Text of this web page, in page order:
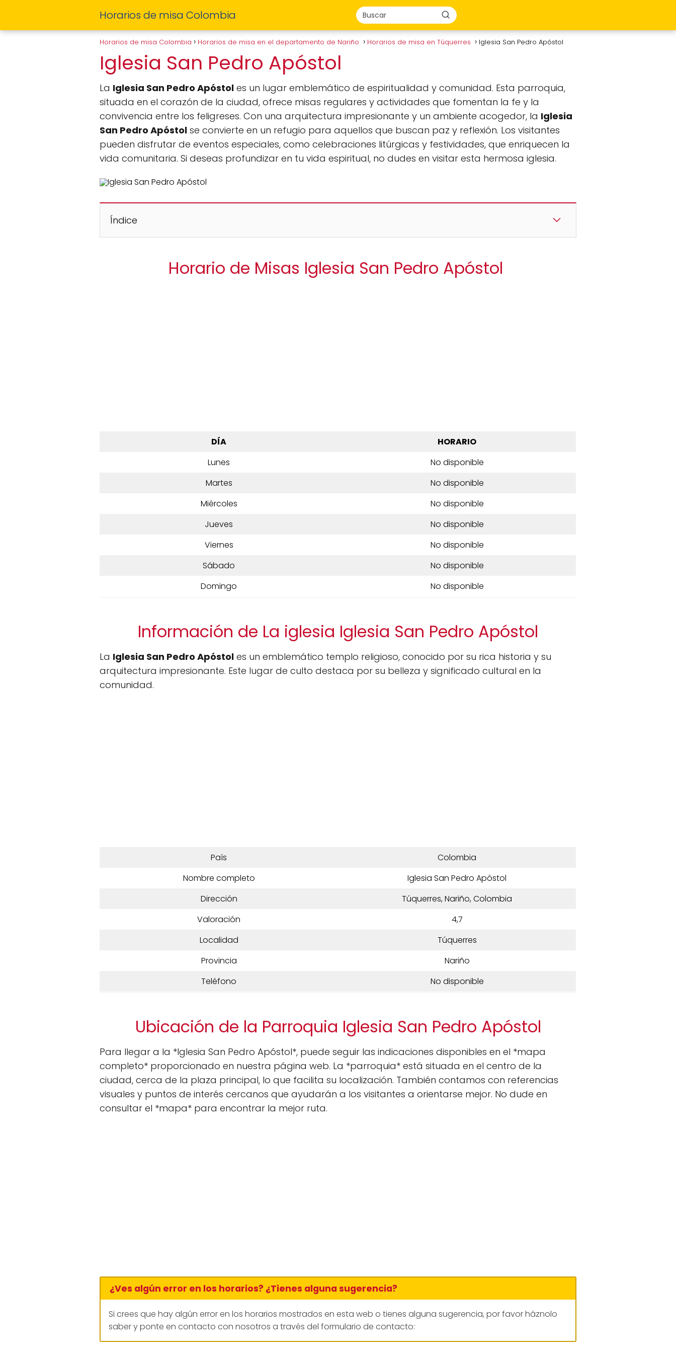
Horarios de misa Colombia
Horarios de misa Colombia Horarios de misa en el departamento de Nariño Horarios de misa en Túquerres Iglesia San Pedro Apóstol
Iglesia San Pedro Apóstol
La Iglesia San Pedro Apóstol es un lugar emblemático de espiritualidad y comunidad. Esta parroquia,
situada en el corazón de la ciudad, ofrece misas regulares y actividades que fomentan la fe y la
convivencia entre los feligreses. Con una arquitectura impresionante y un ambiente acogedor, la Iglesia
San Pedro Apóstol se convierte en un refugio para aquellos que buscan paz y reflexión. Los visitantes
pueden disfrutar de eventos especiales, como celebraciones litúrgicas y festividades, que enriquecen la
vida comunitaria. Si deseas profundizar en tu vida espiritual, no dudes en visitar esta hermosa iglesia.
Índice
Horario de Misas Iglesia San Pedro Apóstol
DÍA
HORARIO
Lunes
No disponible
Martes
No disponible
Miércoles
No disponible
Jueves
No disponible
Viernes
No disponible
Sábado
No disponible
Domingo
No disponible
Información de La iglesia Iglesia San Pedro Apóstol
La Iglesia San Pedro Apóstol es un emblemático templo religioso, conocido por su rica historia y su
arquitectura impresionante. Este lugar de culto destaca por su belleza y significado cultural en la
comunidad.
País
Colombia
Nombre completo
Iglesia San Pedro Apóstol
Dirección
Túquerres, Nariño, Colombia
Valoración
4,7
Localidad
Túquerres
Provincia
Nariño
Teléfono
No disponible
Ubicación de la Parroquia Iglesia San Pedro Apóstol
Para llegar a la *Iglesia San Pedro Apóstol*, puede seguir las indicaciones disponibles en el *mapa
completo* proporcionado en nuestra página web. La *parroquia* está situada en el centro de la
ciudad, cerca de la plaza principal, lo que facilita su localización. También contamos con referencias
visuales y puntos de interés cercanos que ayudarán a los visitantes a orientarse mejor. No dude en
consultar el *mapa* para encontrar la mejor ruta.
¿Ves algún error en los horarios? ¿Tienes alguna sugerencia?
Si crees que hay algún error en los horarios mostrados en esta web o tienes alguna sugerencia, por favor háznolo
saber y ponte en contacto con nosotros a través del formulario de contacto: